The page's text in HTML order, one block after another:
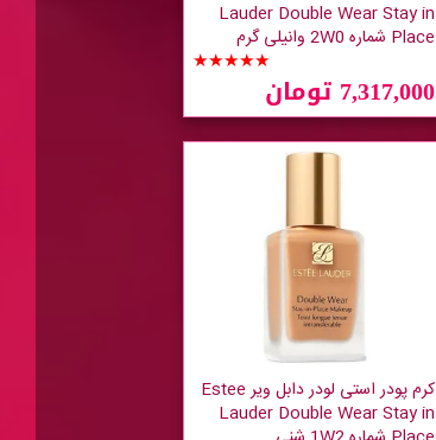
Lauder Double Wear Stay in
Place شماره 2W0 وانیلی گرم
★★★★★
7,317,000 تومان
کرم پودر استی لودر دابل ویر Estee
Lauder Double Wear Stay in